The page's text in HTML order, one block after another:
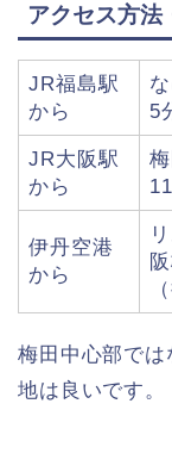
アクセス方法
JR福島駅
から
5
JR大阪駅
から
伊丹空港
から
梅田中心部で
地は良いです。